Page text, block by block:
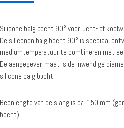
Silicone balg bocht 90° voor lucht- of
De siliconen balg bocht 90° is speciaal
mediumtemperatuur te combineren met
De aangegeven maat is de inwendige
silicone balg bocht.
Beenlengte van de slang is ca. 150 mm
bocht)